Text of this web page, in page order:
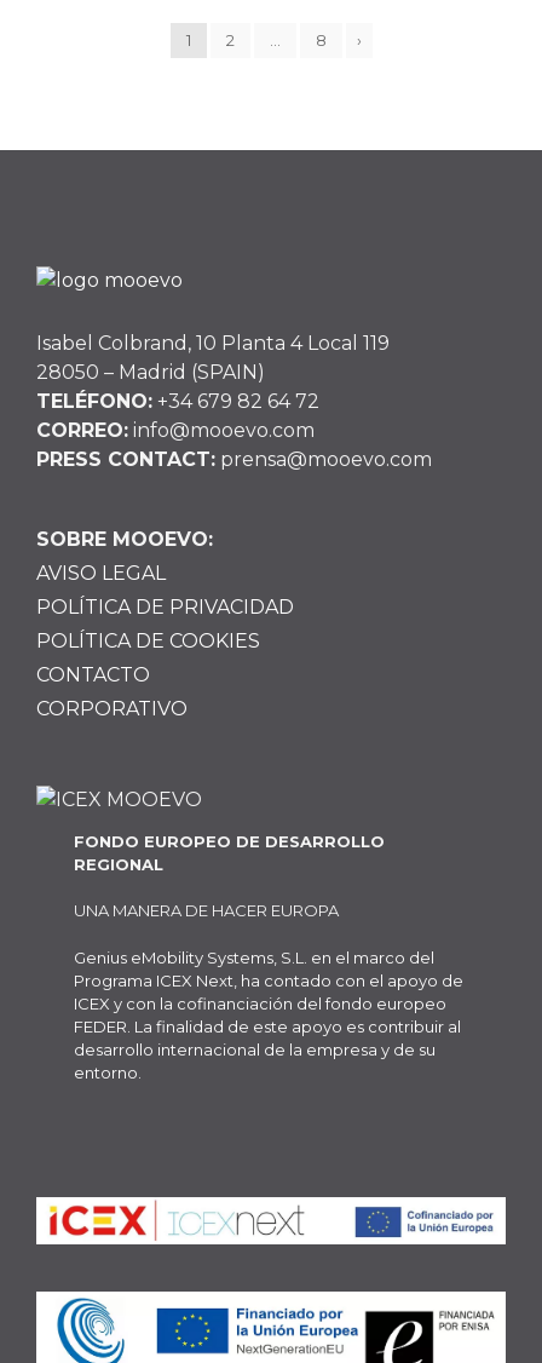
1 2 8 ›
Isabel Colbrand, 10 Planta 4 Local 119
28050 – Madrid (SPAIN)
TELÉFONO: +34 679 82 64 72
CORREO: info@mooevo.com
PRESS CONTACT: prensa@mooevo.com
SOBRE MOOEVO:
AVISO LEGAL
POLÍTICA DE PRIVACIDAD
POLÍTICA DE COOKIES
CONTACTO
CORPORATIVO
FONDO EUROPEO DE DESARROLLO
REGIONAL
UNA MANERA DE HACER EUROPA
Genius eMobility Systems, S.L. en el marco del
Programa ICEX Next, ha contado con el apoyo de
ICEX y con la cofinanciación del fondo europeo
FEDER. La finalidad de este apoyo es contribuir al
desarrollo internacional de la empresa y de su
entorno.